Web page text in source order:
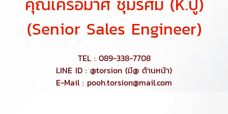
(Senior Sales Engineer)
TEL : 089-338-7708
LINE ID : @torsion (มี@ ด้านหน้า)
E-Mail : pooh.torsion@mail.com